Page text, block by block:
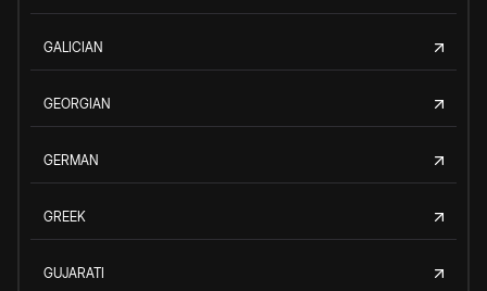
GALICIAN
GEORGIAN
GERMAN
GREEK
GUJARATI